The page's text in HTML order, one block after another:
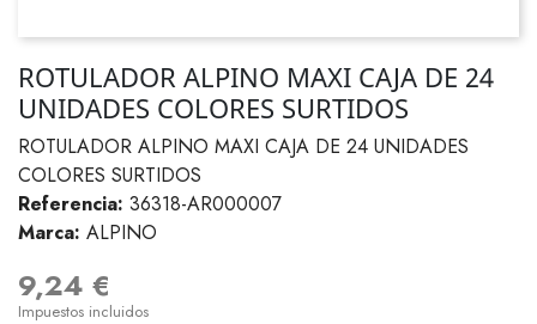
ROTULADOR ALPINO MAXI CAJA DE 24
UNIDADES COLORES SURTIDOS
ROTULADOR ALPINO MAXI CAJA DE 24 UNIDADES
COLORES SURTIDOS
Referencia: 36318-AR000007
Marca: ALPINO
9,24 €
Impuestos incluidos